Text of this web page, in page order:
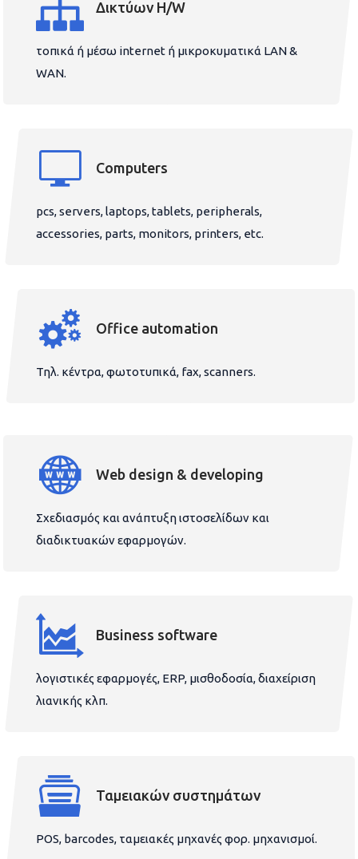
Δικτύων H/W
τοπικά ή μέσω internet ή μικροκυματικά LAN &
WAN.
Computers
pcs, servers, laptops, tablets, peripherals,
accessories, parts, monitors, printers, etc.
Office automation
Τηλ. κέντρα, φωτοτυπικά, fax, scanners.
Web design & developing
Σχεδιασμός και ανάπτυξη ιστοσελίδων και
διαδικτυακών εφαρμογών.
Business software
λογιστικές εφαρμογές, ERP, μισθοδοσία, διαχείριση
λιανικής κλπ.
Ταμειακών συστημάτων
POS, barcodes, ταμειακές μηχανές φορ. μηχανισμοί.